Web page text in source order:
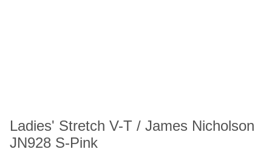
Ladies' Stretch V-T / James Nicholson
JN928 S-Pink